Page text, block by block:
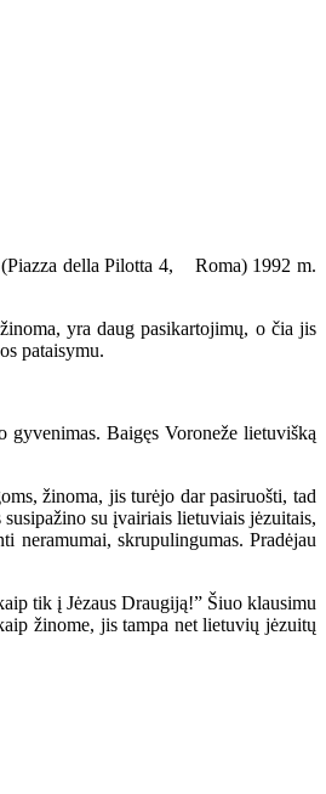
della Pilotta 4, Roma) 1992 m.
yra daug pasikartojimų, o čia jis
pataisymu.
Baigęs Voroneže lietuvišką
žinoma, jis turėjo dar pasiruošti, tad
su įvairiais lietuviais jėzuitais,
neramumai, skrupulingumas. Pradėjau
tik į Jėzaus Draugiją!” Šiuo klausimu
žinome, jis tampa net lietuvių jėzuitų